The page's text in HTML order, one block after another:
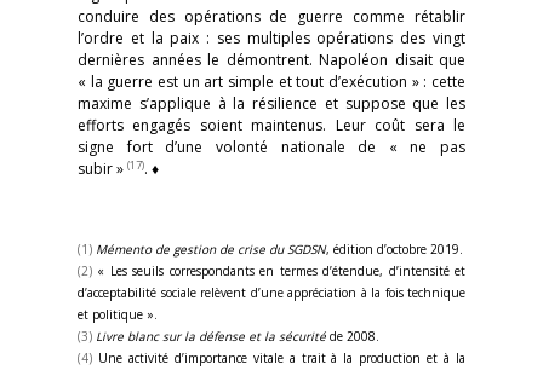
conduire des opérations de guerre comme rétablir
l’ordre et la paix : ses multiples opérations des vingt
dernières années le démontrent. Napoléon disait que
« la guerre est un art simple et tout d’exécution » : cette
maxime s’applique à la résilience et suppose que les
efforts engagés soient maintenus. Leur coût sera le
signe fort d’une volonté nationale de « ne pas
subir » (17). ♦
(1) Mémento de gestion de crise du SGDSN, édition d’octobre 2019.
(2) « Les seuils correspondants en termes d’étendue, d’intensité et
d’acceptabilité sociale relèvent d’une appréciation à la fois technique
et politique ».
(3) Livre blanc sur la défense et la sécurité de 2008.
(4) Une activité d’importance vitale a trait à la production et à la